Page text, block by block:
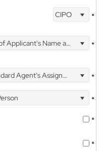
CIPO *
Name and Address *
Agent's Assignment
*
*
*
*